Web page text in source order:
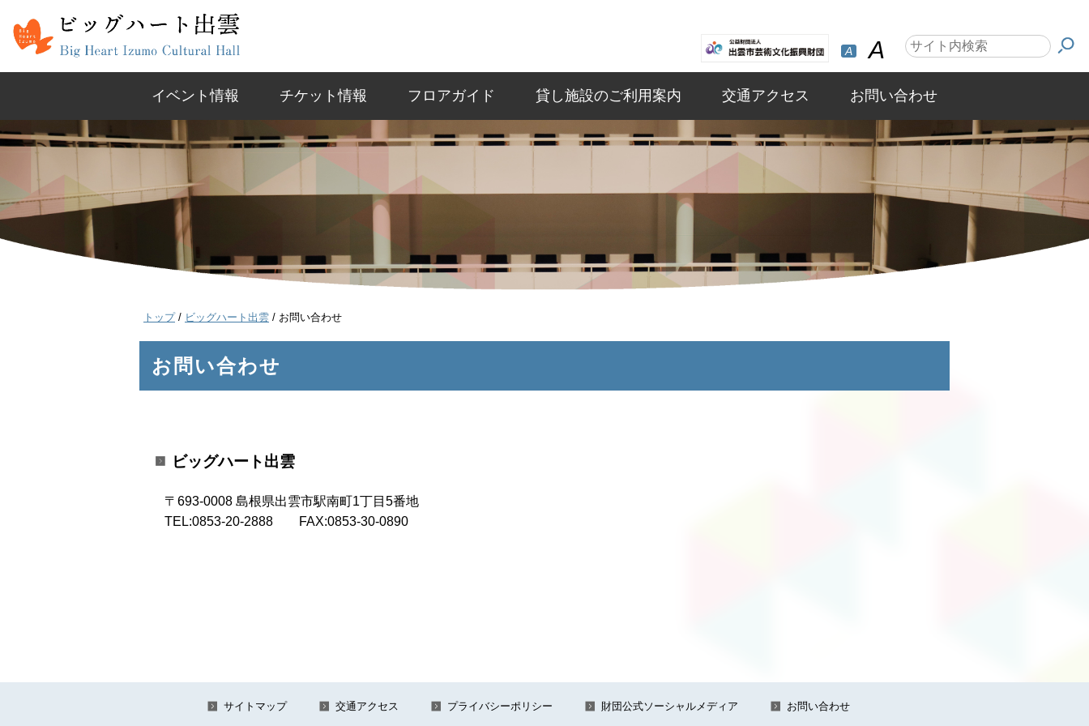
A A
イベント情報 チケット情報 フロアガイド 貸し施設のご利用案内 交通アクセス お問い合わせ
現
位
置：
トップ/ ビッグハート出雲 / お問い合わせ
お問い合わせ
ビッグハート出雲
〒693-0008 島根県出雲市駅南町1丁目5番地
TEL:0853-20-2888 FAX:0853-30-0890
サイトマップ 交通アクセス プライバシーポリシー 財団公式ソーシャルメディア お問い合わせ